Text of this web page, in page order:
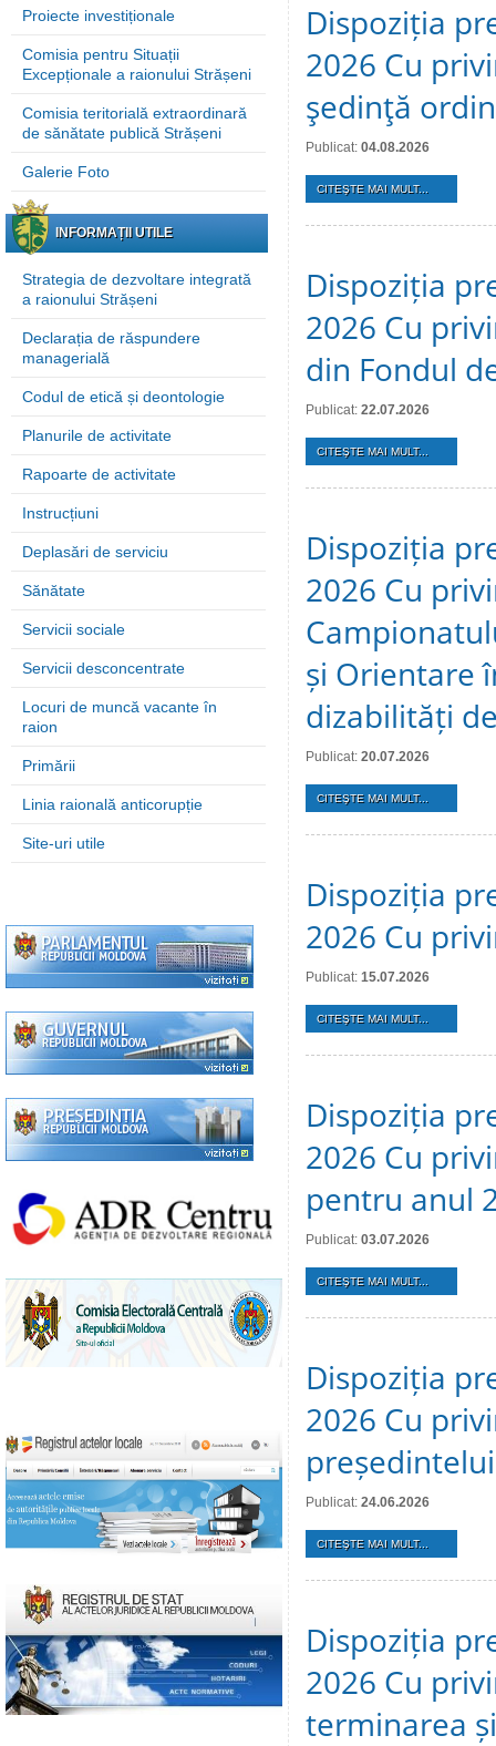
Proiecte investiționale
Comisia pentru Situații
Excepționale a raionului Strășeni
Comisia teritorială extraordinară
de sănătate publică Strășeni
Galerie Foto
INFORMAȚII UTILE
Strategia de dezvoltare integrată
a raionului Strășeni
Declarația de răspundere
managerială
Codul de etică și deontologie
Planurile de activitate
Rapoarte de activitate
Instrucțiuni
Deplasări de serviciu
Sănătate
Servicii sociale
Servicii desconcentrate
Locuri de muncă vacante în
raion
Primării
Linia raională anticorupție
Site-uri utile
Dispoziția
2026 Cu
şedinţă
Publicat: 04.08.2026
CITEŞTE MAI MULT...
Dispoziția
2026 Cu
din Fondul
Publicat: 22.07.2026
CITEŞTE MAI MULT...
Dispoziția
2026 Cu
și Orientare
dizabilități
Publicat: 20.07.2026
CITEŞTE MAI MULT...
Dispoziția
2026 Cu
Publicat: 15.07.2026
CITEŞTE MAI MULT...
Dispoziția
2026 Cu
pentru anul
Publicat: 03.07.2026
CITEŞTE MAI MULT...
Dispoziția
2026 Cu
Publicat: 24.06.2026
CITEŞTE MAI MULT...
Dispoziția
2026 Cu
terminarea